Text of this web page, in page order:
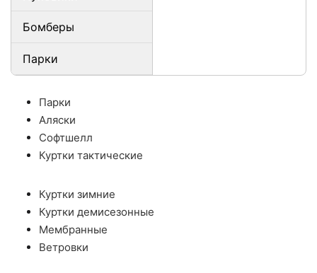
Бомберы
Парки
Парки
Аляски
Софтшелл
Куртки тактические
Куртки зимние
Куртки демисезонные
Мембранные
Ветровки